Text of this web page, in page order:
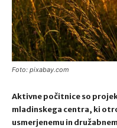
Foto: pixabay.com
Aktivne počitnice so
mladinskega centra, ki
usmerjenemu in